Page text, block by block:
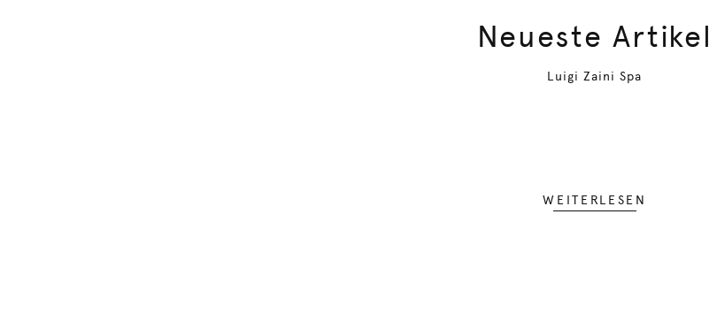
Neueste Artikel
Luigi Zaini Spa
WEITERLESEN